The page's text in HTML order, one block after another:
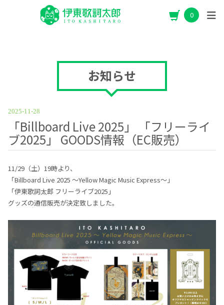
0
お知らせ
2025-11-28
「Billboard Live 2025」 「フリーライ
ブ2025」 GOODS情報（EC販売）
11/29（土）19時より、
「Billboard Live 2025 ～Yellow Magic Music Express～」
「伊東歌詞太郎 フリーライブ2025」
グッズの通信販売が決定致しました。